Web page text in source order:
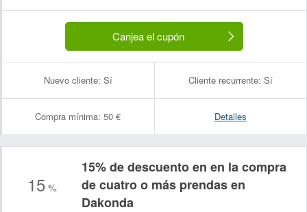
Canjea el cupón
Nuevo cliente: Sí Cliente recurrente: Sí
Compra mínima: 50 € Detalles
15 %
15% de descuento en en la compra
de cuatro o más prendas en
Dakonda